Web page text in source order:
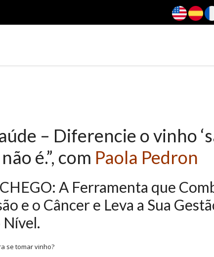
– Diferencie o vinho
é.”, com Paola Pedron
A Ferramenta que
e o Câncer e Leva a Sua
Nível.
se tomar vinho?